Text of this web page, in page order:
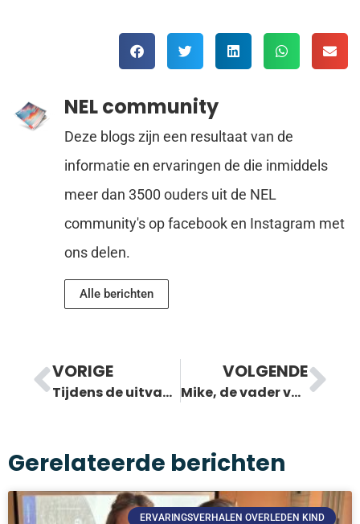
NEL community
Deze blogs zijn een resultaat van de
informatie en ervaringen de die inmiddels
meer dan 3500 ouders uit de NEL
community's op facebook en Instagram met
ons delen.
Alle berichten
VORIGE
Tijdens de uitvaart hield ik mijn overleden kindje bij me
VOLGENDE
Mike, de vader van Benja
Gerelateerde berichten
ERVARINGSVERHALEN OVERLEDEN KIND